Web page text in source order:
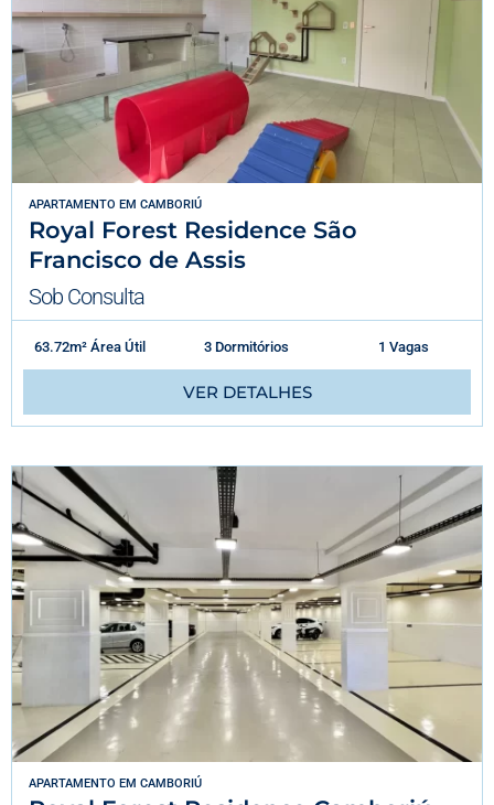
APARTAMENTO EM CAMBORIÚ
Royal Forest Residence São
Francisco de Assis
Sob Consulta
63.72m² Área Útil 3 Dormitórios 1 Vagas
VER DETALHES
APARTAMENTO EM CAMBORIÚ